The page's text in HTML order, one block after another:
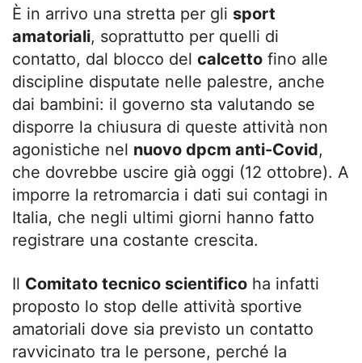
È in arrivo una stretta per gli sport
amatoriali, soprattutto per quelli di
contatto, dal blocco del calcetto fino alle
discipline disputate nelle palestre, anche
dai bambini: il governo sta valutando se
disporre la chiusura di queste attività non
agonistiche nel nuovo dpcm anti-Covid,
che dovrebbe uscire già oggi (12 ottobre). A
imporre la retromarcia i dati sui contagi in
Italia, che negli ultimi giorni hanno fatto
registrare una costante crescita.
Il Comitato tecnico scientifico ha infatti
proposto lo stop delle attività sportive
amatoriali dove sia previsto un contatto
ravvicinato tra le persone, perché la